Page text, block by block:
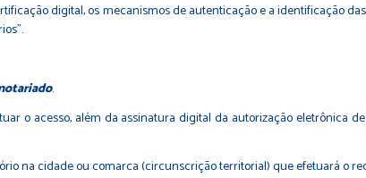
digital, os mecanismos de autenticação e a identificação
.
o acesso, além da assinatura digital da autorização eletrônica
na cidade ou comarca (circunscrição territorial) que efetuará o